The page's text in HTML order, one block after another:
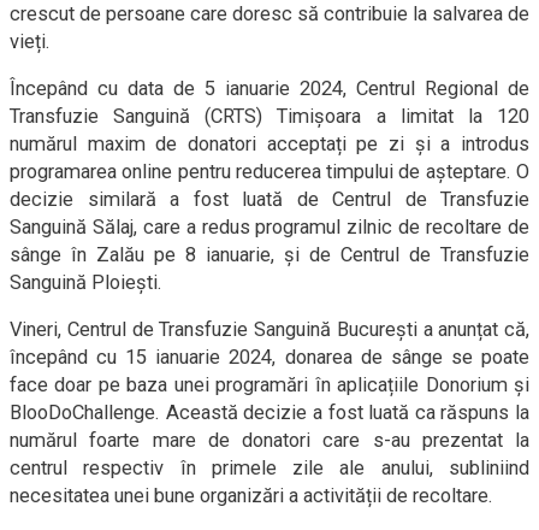
crescut de persoane care doresc să contribuie la salvarea de
vieți.
Începând cu data de 5 ianuarie 2024, Centrul Regional de
Transfuzie Sanguină (CRTS) Timișoara a limitat la 120
numărul maxim de donatori acceptați pe zi și a introdus
programarea online pentru reducerea timpului de așteptare. O
decizie similară a fost luată de Centrul de Transfuzie
Sanguină Sălaj, care a redus programul zilnic de recoltare de
sânge în Zalău pe 8 ianuarie, și de Centrul de Transfuzie
Sanguină Ploiești.
Vineri, Centrul de Transfuzie Sanguină București a anunțat că,
începând cu 15 ianuarie 2024, donarea de sânge se poate
face doar pe baza unei programări în aplicațiile Donorium și
BlooDoChallenge. Această decizie a fost luată ca răspuns la
numărul foarte mare de donatori care s-au prezentat la
centrul respectiv în primele zile ale anului, subliniind
necesitatea unei bune organizări a activității de recoltare.